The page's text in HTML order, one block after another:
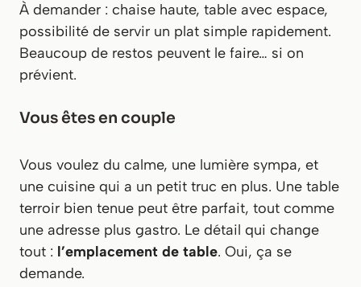
À demander : chaise haute, table avec espace,
possibilité de servir un plat simple rapidement.
Beaucoup de restos peuvent le faire… si on
prévient.
Vous êtes en couple
Vous voulez du calme, une lumière sympa, et
une cuisine qui a un petit truc en plus. Une table
terroir bien tenue peut être parfait, tout comme
une adresse plus gastro. Le détail qui change
tout : l’emplacement de table. Oui, ça se
demande.